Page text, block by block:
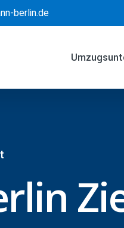
berlin.de